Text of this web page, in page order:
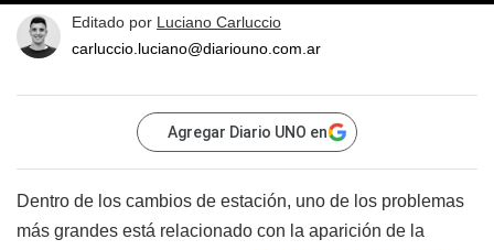
Editado por Luciano Carluccio
carluccio.luciano@diariouno.com.ar
Agregar Diario UNO en
Dentro de los cambios de estación, uno de los problemas
más grandes está relacionado con la aparición de la